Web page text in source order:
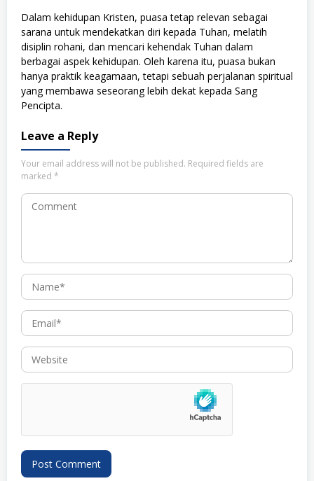
Dalam kehidupan Kristen, puasa tetap relevan sebagai
sarana untuk mendekatkan diri kepada Tuhan, melatih
disiplin rohani, dan mencari kehendak Tuhan dalam
berbagai aspek kehidupan. Oleh karena itu, puasa bukan
hanya praktik keagamaan, tetapi sebuah perjalanan spiritual
yang membawa seseorang lebih dekat kepada Sang
Pencipta.
Leave a Reply
Your email address will not be published. Required fields are
marked *